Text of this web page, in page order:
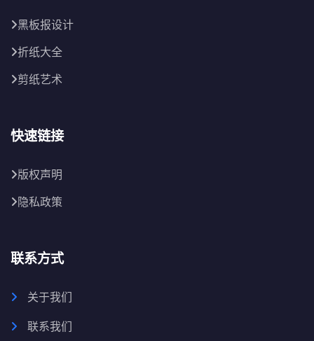
黑板报设计
折纸大全
剪纸艺术
快速链接
版权声明
隐私政策
联系方式
关于我们
联系我们